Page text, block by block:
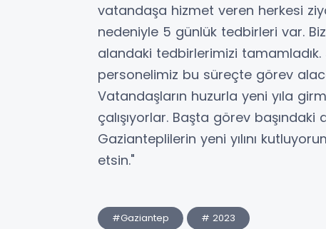
vatandaşa hizmet veren herkesi
nedeniyle 5 günlük tedbirleri var.
alandaki tedbirlerimizi
personelimiz bu süreçte görev
Vatandaşların huzurla yeni yıla
çalışıyorlar. Başta görev
Gazianteplilerin yeni yılını
etsin."
#Gaziantep # 2023